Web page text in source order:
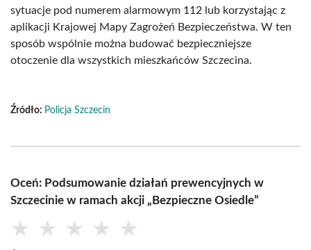
sytuacje pod numerem alarmowym 112 lub korzystając z
aplikacji Krajowej Mapy Zagrożeń Bezpieczeństwa. W ten
sposób wspólnie można budować bezpieczniejsze
otoczenie dla wszystkich mieszkańców Szczecina.
Źródło: Policja Szczecin
Oceń: Podsumowanie działań prewencyjnych w
Szczecinie w ramach akcji „Bezpieczne Osiedle”
★ ★ ★ ★ ★